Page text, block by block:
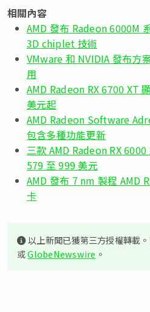
相關內容
AMD 發布 Radeon 6000M
3D chiplet 技術
VMware 和 NVIDIA 發布方
用
AMD Radeon RX 6700 XT
美元起
AMD Radeon Software
包含多種功能更新
三款 AMD Radeon RX
579 至 999 美元
AMD 發布 7 nm 製程 AMD
卡
以上新聞已獲第三方授權轉載
或GlobeNewswire 。